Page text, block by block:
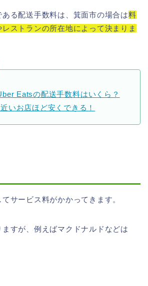
る配送手数料は、箕面市の場合は料
ストランの所在地によって決まりま
Eatsの配送手数料はいくら？
いお店ほど安くできる！
サービス料がかかってきます。
すが、例えばマクドナルドなどは